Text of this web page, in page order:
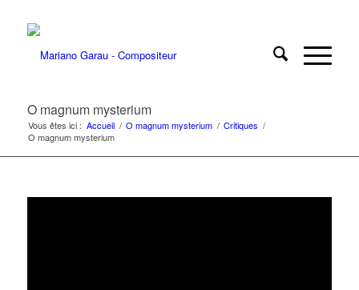
O magnum mysterium
Vous êtes ici : Accueil / O magnum mysterium / Critiques /
O magnum mysterium